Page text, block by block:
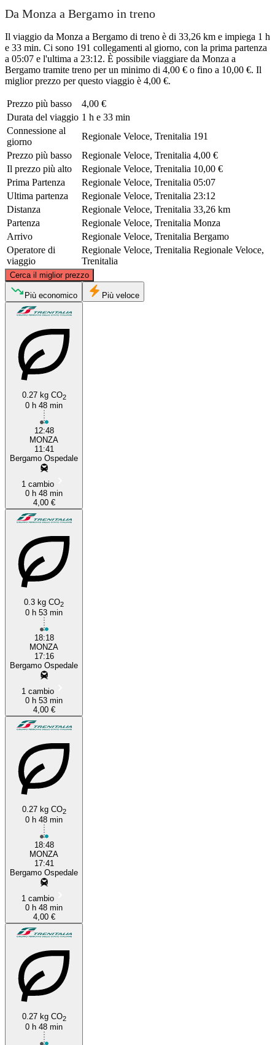
Da Monza a Bergamo in treno
Il viaggio da Monza a Bergamo di treno è di 33,26 km e impiega 1 h
e 33 min. Ci sono 191 collegamenti al giorno, con la prima partenza
a 05:07 e l'ultima a 23:12. È possibile viaggiare da Monza a
Bergamo tramite treno per un minimo di 4,00 € o fino a 10,00 €. Il
miglior prezzo per questo viaggio è 4,00 €.
Prezzo più basso
4,00 €
Durata del viaggio 1 h e 33 min
Connessione al
giorno
Regionale Veloce, Trenitalia 191
Prezzo più basso
Regionale Veloce, Trenitalia 4,00 €
Il prezzo più alto
Regionale Veloce, Trenitalia 10,00 €
Prima Partenza
Regionale Veloce, Trenitalia 05:07
Ultima partenza
Regionale Veloce, Trenitalia 23:12
Distanza
Regionale Veloce, Trenitalia 33,26 km
Partenza
Regionale Veloce, Trenitalia Monza
Arrivo
Regionale Veloce, Trenitalia Bergamo
Operatore di
viaggio
Regionale Veloce, Trenitalia Regionale Veloce,
Trenitalia
Cerca il miglior prezzo
Monza
Più economico Più veloce
0.27 kg CO2
0 h 48 min
12:48
MONZA
11:41
Bergamo Ospedale
1 cambio
0 h 48 min
4,00 €
0.3 kg CO2
0 h 53 min
18:18
MONZA
17:16
Bergamo Ospedale
1 cambio
0 h 53 min
4,00 €
0.27 kg CO2
0 h 48 min
18:48
MONZA
17:41
Bergamo Ospedale
1 cambio
0 h 48 min
4,00 €
0.27 kg CO2
0 h 48 min